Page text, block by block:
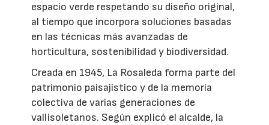
espacio verde respetando su diseño original,
al tiempo que incorpora soluciones basadas
en las técnicas más avanzadas de
horticultura, sostenibilidad y biodiversidad.
Creada en 1945, La Rosaleda forma parte del
patrimonio paisajístico y de la memoria
colectiva de varias generaciones de
vallisoletanos. Según explicó el alcalde, la